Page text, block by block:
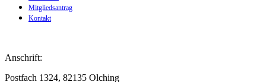
Mitgliedsantrag
Kontakt
Anschrift:
Postfach 1324, 82135 Olching